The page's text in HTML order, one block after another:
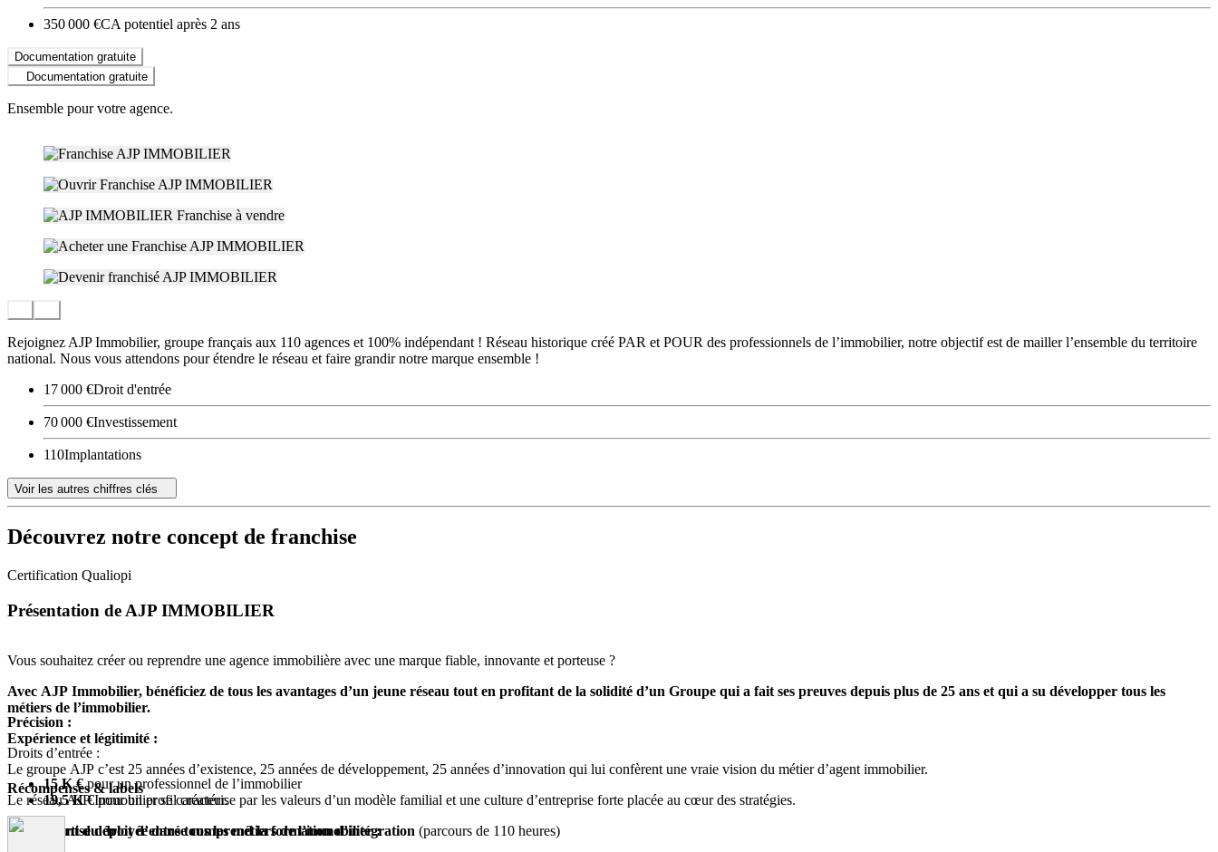
350 000 €CA potentiel après 2 ans
Documentation gratuite
Documentation gratuite
Ensemble pour votre agence.
Rejoignez AJP Immobilier, groupe français aux 110 agences et 100% indépendant ! Réseau historique créé PAR et POUR des professionnels de l’immobilier, notre objectif est de mailler l’ensemble du territoire
national. Nous vous attendons pour étendre le réseau et faire grandir notre marque ensemble !
17 000 €Droit d'entrée
70 000 €Investissement
110Implantations
Voir les autres chiffres clés
Découvrez notre concept de franchise
Certification Qualiopi
Présentation de AJP IMMOBILIER
Vous souhaitez créer ou reprendre une agence immobilière avec une marque fiable, innovante et porteuse ?
Avec AJP Immobilier, bénéficiez de tous les avantages d’un jeune réseau tout en profitant de la solidité d’un Groupe qui a fait ses preuves depuis plus de 25 ans et qui a su développer tous les
métiers de l’immobilier.
Expérience et légitimité :
Le groupe AJP c’est 25 années d’existence, 25 années de développement, 25 années d’innovation qui lui confèrent une vraie vision du métier d’agent immobilier.
Le réseau AJP Immobilier se caractérise par les valeurs d’un modèle familial et une culture d’entreprise forte placée au cœur des stratégies.
Une expertise déployée dans tous les métiers de l’immobilier :
Précision :
Droits d’entrée :
15 K €pour un professionnel de l’immobilier
19,5 K €pour un profil créateur.
Le montant du droit d’entrée comprend la formation d’intégration (parcours de 110 heures)
Récompenses & labels